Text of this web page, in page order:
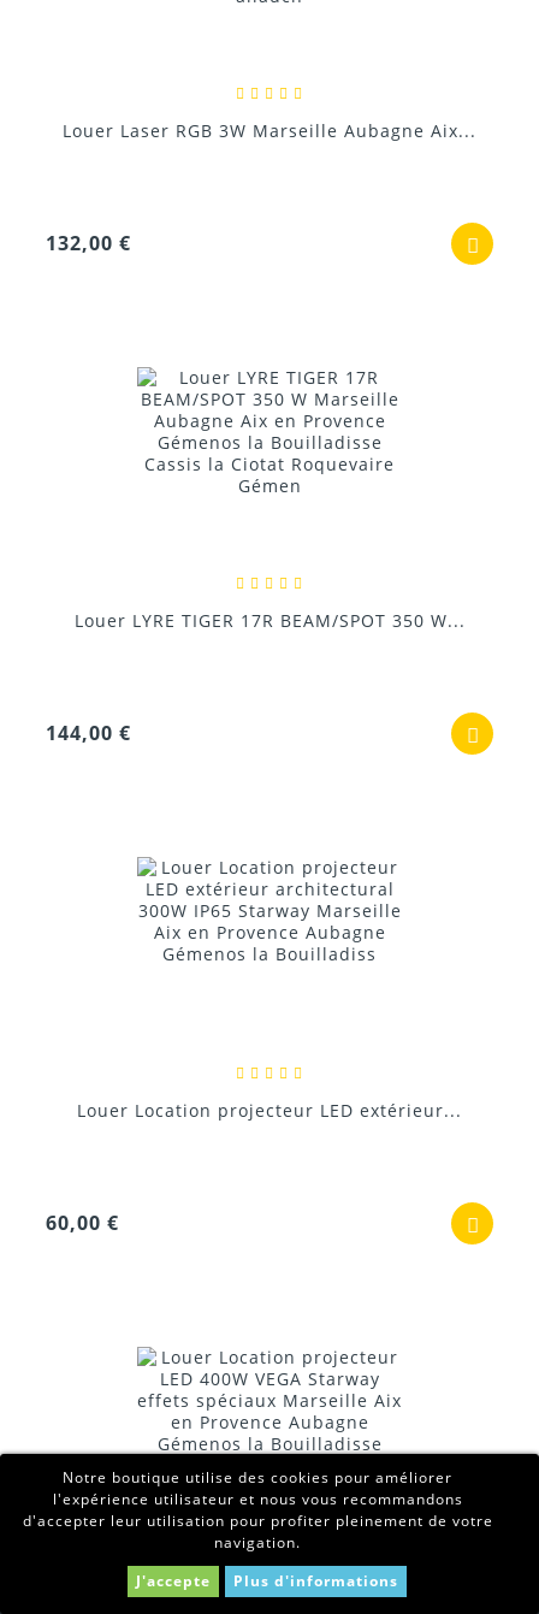
Notre boutique utilise des cookies pour améliorer
l'expérience utilisateur et nous vous recommandons
d'accepter leur utilisation pour profiter pleinement de votre
navigation.
J'accepte
Plus d'informations
Louer Laser RGB 3W Marseille Aubagne Aix...
132,00 €
Louer LYRE TIGER 17R BEAM/SPOT 350 W...
144,00 €
Louer Location projecteur LED extérieur...
60,00 €
Louer Location projecteur LED 400W VEGA...